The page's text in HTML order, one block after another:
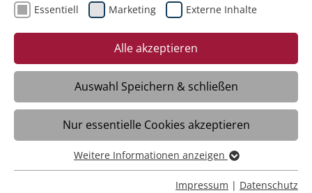
Impressum
Stiftung Liebenau
Kirchliche Stiftung privaten Rechts
Essentiell Marketing Externe Inhalte
Alle akzeptieren
Auswahl Speichern & schließen
Nur essentielle Cookies akzeptieren
Essentiell
Essentielle Cookies werden für grundlegende Funktionen
Weitere Informationen anzeigen
Impressum | Datenschutz